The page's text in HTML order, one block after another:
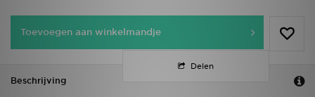
Toevoegen aan winkelmandje
Delen
Beschrijving